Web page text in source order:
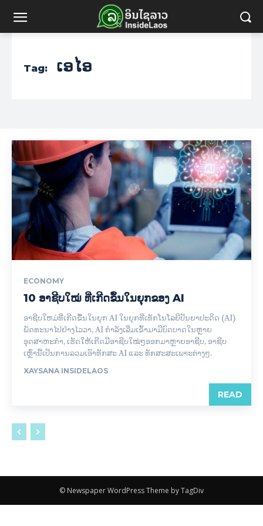
Tag: ເອໄອ
ECONOMY
10 ອາຊີບໃໝ່ ທີ່ເກີດຂຶ້ນໃນຍຸກຂອງ AI
ອາຊີບໃຫມ່ທີ່ເກີດຂື້ນໃນຍຸກ AI ໃນຍຸກທີ່ເທັກໂນໂລຍີປັນຍາປະດິດ (AI)
ພັດທະນາໄປຢ່າງໄວວາ, AI ກໍາລັງເລີ່ມເຂົ້າມາມີບົດບາດໃນຫຼາຍ
ອຸດສາຫະກຳ, ເຮັດໃຫ້ເກີດມີອາຊີບໃໝ່ໆອອກມາຫຼາຍອາຊີບ, ອາຊີບ
ເຫຼົ່ານີ້ເປັນການລວມເອົາທັກສະ AI ແລະ ທັກສະສະເພາະຕ່າງໆ.
XAYSANA INSIDELAOS
READ
© Newspaper WordPress Theme by TagDiv